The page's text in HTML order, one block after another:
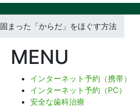
固まった「からだ」をほぐす方法
MENU
インターネット予約（携帯）
インターネット予約（PC）
安全な歯科治療